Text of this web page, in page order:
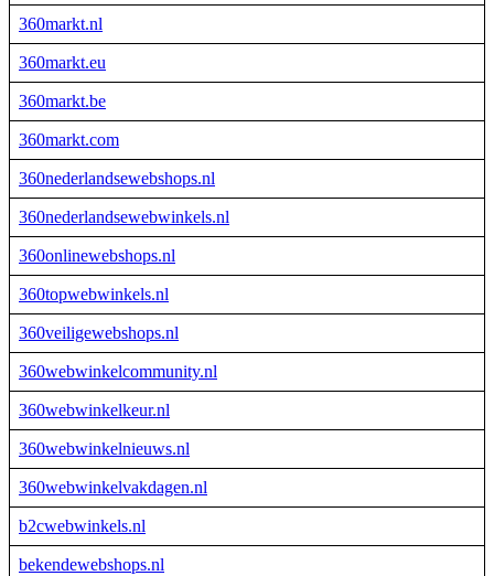
360markt.nl
360markt.eu
360markt.be
360markt.com
360nederlandsewebshops.nl
360nederlandsewebwinkels.nl
360onlinewebshops.nl
360topwebwinkels.nl
360veiligewebshops.nl
360webwinkelcommunity.nl
360webwinkelkeur.nl
360webwinkelnieuws.nl
360webwinkelvakdagen.nl
b2cwebwinkels.nl
bekendewebshops.nl